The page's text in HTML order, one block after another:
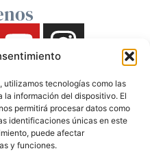
utilizamos tecnologías como las
información del dispositivo. El
permitirá procesar datos como
identificaciones únicas en este
puede afectar
y funciones.